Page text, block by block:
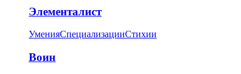
Элементалист
УменияСпециализацииСтихии
Воин